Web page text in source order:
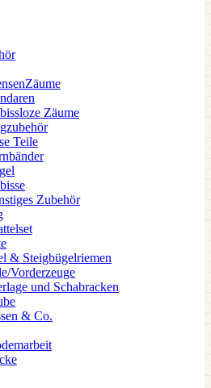
Zäume
Teile
Zubehör
& Steigbügelriemen
Vorderzeuge
und Schabracken
& Co.